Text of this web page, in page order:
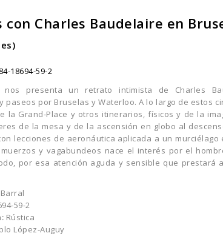
con Charles Baudelaire en
18694-59-2
nos presenta un retrato intimista de Charles
paseos por Bruselas y Waterloo. A lo largo de estos
la Grand-Place y otros itinerarios, físicos y de la
de la mesa y de la ascensión en globo al
lecciones de aeronáutica aplicada a un
y vagabundeos nace el interés por el
por esa atención aguda y sensible que
59-2
Rústica
López-Auguy